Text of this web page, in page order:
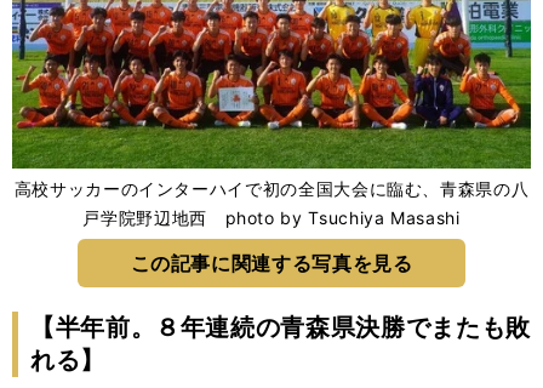
高校サッカーのインターハイで初の全国大会に臨む、青森県の八
戸学院野辺地西 photo by Tsuchiya Masashi
この記事に関連する写真を見る
【半年前。８年連続の青森県決勝でまたも敗
れる】